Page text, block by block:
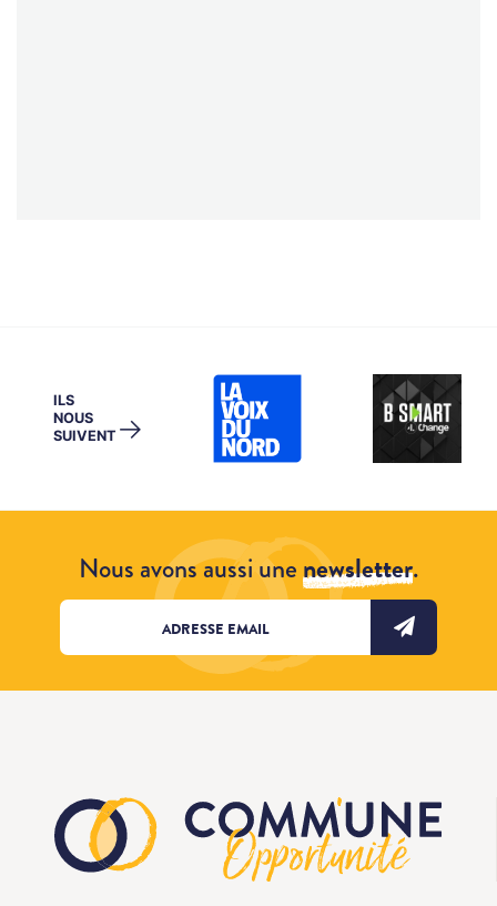
ILS
NOUS
SUIVENT →
Nous avons aussi unenewsletter.